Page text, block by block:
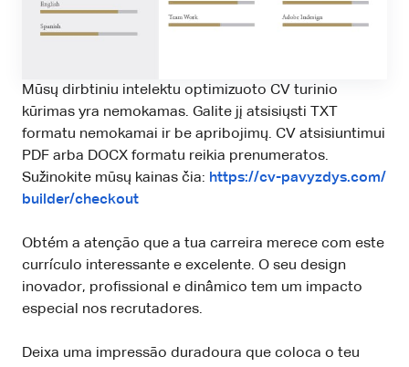
Mūsų dirbtiniu intelektu optimizuoto CV turinio
kūrimas yra nemokamas. Galite jį atsisiųsti TXT
formatu nemokamai ir be apribojimų. CV atsisiuntimui
PDF arba DOCX formatu reikia prenumeratos.
Sužinokite mūsų kainas čia: https://cv-pavyzdys.com/
builder/checkout
Obtém a atenção que a tua carreira merece com este
currículo interessante e excelente. O seu design
inovador, profissional e dinâmico tem um impacto
especial nos recrutadores.
Deixa uma impressão duradoura que coloca o teu